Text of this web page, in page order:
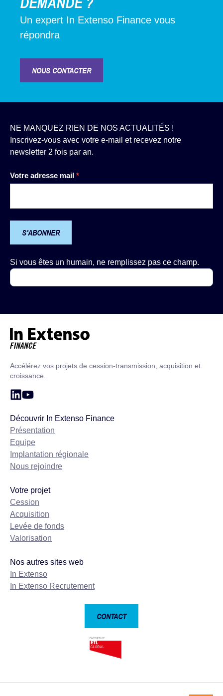
Un expert In Extenso Finance vous
répondra
NOUS CONTACTER
NE MANQUEZ RIEN DE NOS ACTUALITÉS !
Inscrivez-vous avec votre e-mail et recevez notre
newsletter 2 fois par an.
Votre adresse mail *
S'ABONNER
Si vous êtes un humain, ne remplissez pas ce champ.
Accélérez vos projets de cession-transmission, acquisition et
croissance.
Découvrir In Extenso Finance
Présentation
Equipe
Implantation régionale
Nous rejoindre
Votre projet
Cession
Acquisition
Levée de fonds
Valorisation
Nos autres sites web
In Extenso
In Extenso Recrutement
CONTACT